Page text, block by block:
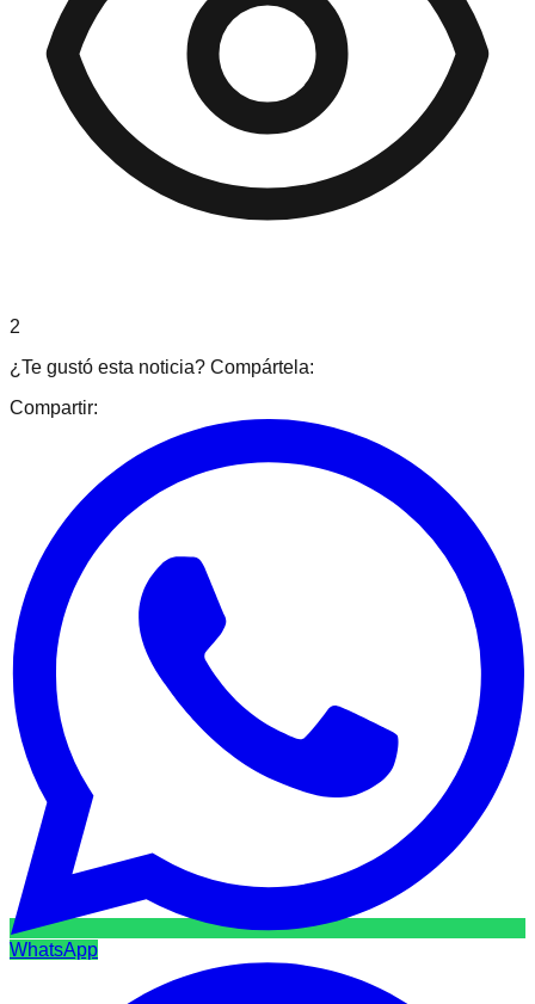
2
¿Te gustó esta noticia? Compártela:
Compartir:
WhatsApp